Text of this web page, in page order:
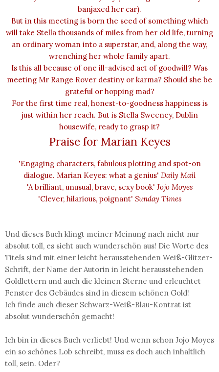
banjaxed her car).
But in this meeting is born the seed of something which
will take Stella thousands of miles from her old life, turning
an ordinary woman into a superstar, and, along the way,
wrenching her whole family apart.
Is this all because of one ill-advised act of goodwill? Was
meeting Mr Range Rover destiny or karma? Should she be
grateful or hopping mad?
For the first time real, honest-to-goodness happiness is
just within her reach. But is Stella Sweeney, Dublin
housewife, ready to grasp it?
Praise for Marian Keyes
'Engaging characters, fabulous plotting and spot-on
dialogue. Marian Keyes: what a genius' Daily Mail
'A brilliant, unusual, brave, sexy book' Jojo Moyes
'Clever, hilarious, poignant' Sunday Times
Und dieses Buch klingt meiner Meinung nach nicht nur
absolut toll, es sieht auch wunderschön aus! Die Worte des
Titels sind mit einer leicht herausstehenden Weiß-Glitzer-
Schrift, der Name der Autorin in leicht herausstehenden
Goldlettern und auch die kleinen Sterne und erleuchtet
Fenster des Gebäudes sind in diesem schönen Gold!
Ich finde auch dieser Schwarz-Weiß-Blau-Kontrat ist
absolut wunderschön gemacht!
Ich bin in dieses Buch verliebt! Und wenn schon Jojo Moyes
ein so schönes Lob schreibt, muss es doch auch inhaltlich
toll, sein. Oder?